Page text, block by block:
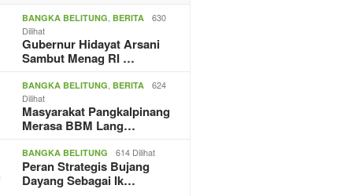
BANGKA BELITUNG BERITA
630
Dilihat
Gubernur Hidayat Arsani
Sambut Menag RI …
BANGKA BELITUNG BERITA
624
Dilihat
Masyarakat Pangkalpinang
Merasa BBM Lang…
BANGKA BELITUNG 614 Dilihat
Peran Strategis Bujang
Dayang Sebagai Ik…